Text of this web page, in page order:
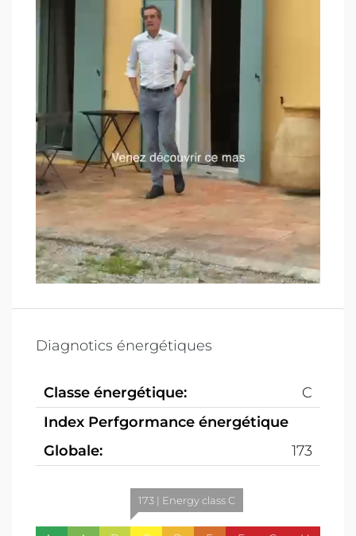
Diagnotics énergétiques
Classe énergétique:
C
Index Perfgormance énergétique
Globale:
173
173 | Energy class C